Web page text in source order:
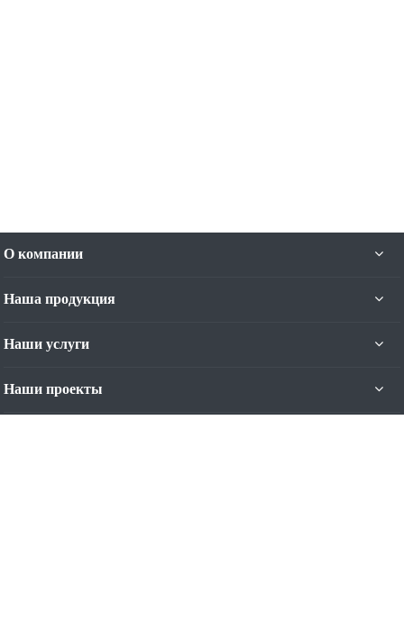
О компании
Наша продукция
Наши услуги
Наши проекты